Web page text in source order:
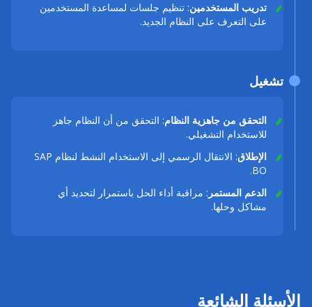
تدريب المستخدمين: تنظيم جلسات لمساعدة المستخدمين
على التعرف على النظام الجديد.
التحقق من جاهزية النظام: التحقق من أن النظام جاهز
للاستخدام التشغيلي.
الإطلاق
: الانتقال الرسمي إلى الاستخدام النشط لنظام SAP
BO.
الدعم المستمر : مراقبة أداء الحل باستمرار لتحديد أي
مشاكل وحلها.
تشغيل
الأسئلة الشائعة